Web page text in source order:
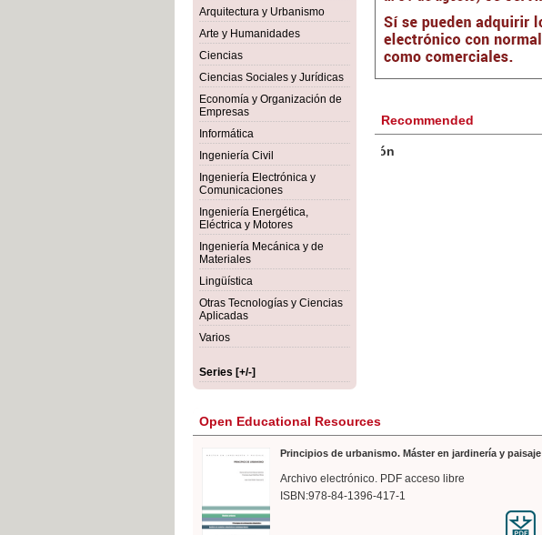
Arquitectura y Urbanismo
Arte y Humanidades
Ciencias
Ciencias Sociales y Jurídicas
Economía y Organización de
Empresas
Informática
Ingeniería Civil
Ingeniería Electrónica y
Comunicaciones
Ingeniería Energética,
Eléctrica y Motores
Ingeniería Mecánica y de
Materiales
Lingüística
Otras Tecnologías y Ciencias
Aplicadas
Varios
Series [+/-]
Recommended
Botánica Agroalimentaria
Open Educational Resources
Principios de urbanismo. Máster en jardinería y paisaje
Archivo electrónico. PDF acceso libre
ISBN:978-84-1396-417-1